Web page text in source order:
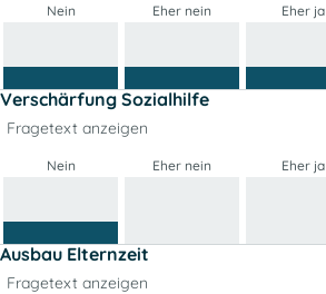
Nein Eher nein Eher ja
Verschärfung Sozialhilfe
Fragetext anzeigen
Nein Eher nein Eher ja
Ausbau Elternzeit
Fragetext anzeigen